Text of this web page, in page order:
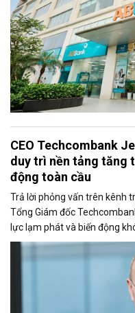
CEO Techcombank
duy trì nền tảng tăng
động toàn cầu
Trả lời phỏng vấn trên kênh
Tổng Giám đốc
lực lạm phát và biến động
toàn cầu, kinh tế Việt Nam
Techcombank nhấn mạnh,
nghiệp lớn tại Việt Nam hiện
thời vẫn kiên định với các kế